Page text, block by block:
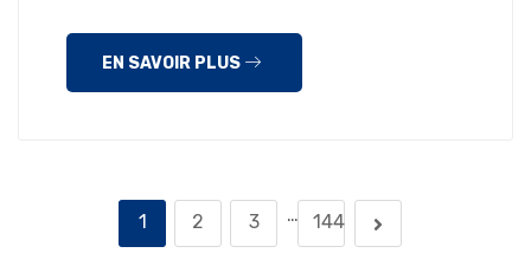
EN SAVOIR PLUS
1 2 3 … 144